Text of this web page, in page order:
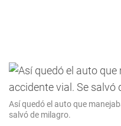
Así quedó el auto que
salvó de milagro.